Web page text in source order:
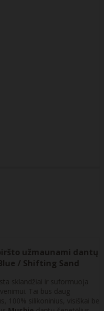
užmaunami dantų
/ Shifting Sand
sklandžiai ir suformuoja
Tai bus daug
100% silikoninius, visiškai be